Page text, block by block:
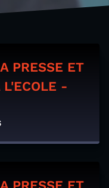
PRESSE ET
L'ECOLE -